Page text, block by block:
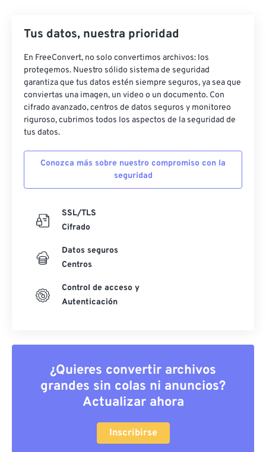
Tus datos, nuestra prioridad
En FreeConvert, no solo convertimos archivos: los
protegemos. Nuestro sólido sistema de seguridad
garantiza que tus datos estén siempre seguros, ya sea que
conviertas una imagen, un video o un documento. Con
cifrado avanzado, centros de datos seguros y monitoreo
riguroso, cubrimos todos los aspectos de la seguridad de
tus datos.
Conozca más sobre nuestro compromiso con la
seguridad
SSL/TLS
Cifrado
Datos seguros
Centros
Control de acceso y
Autenticación
¿Quieres convertir archivos
grandes sin colas ni anuncios?
Actualizar ahora
Inscribirse